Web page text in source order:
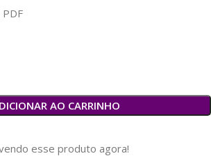
PDF
AO CARRINHO
esse produto agora!